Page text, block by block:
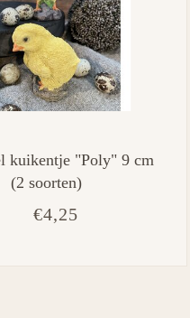
kuikentje "Poly" 9 cm
(2 soorten)
€4,25